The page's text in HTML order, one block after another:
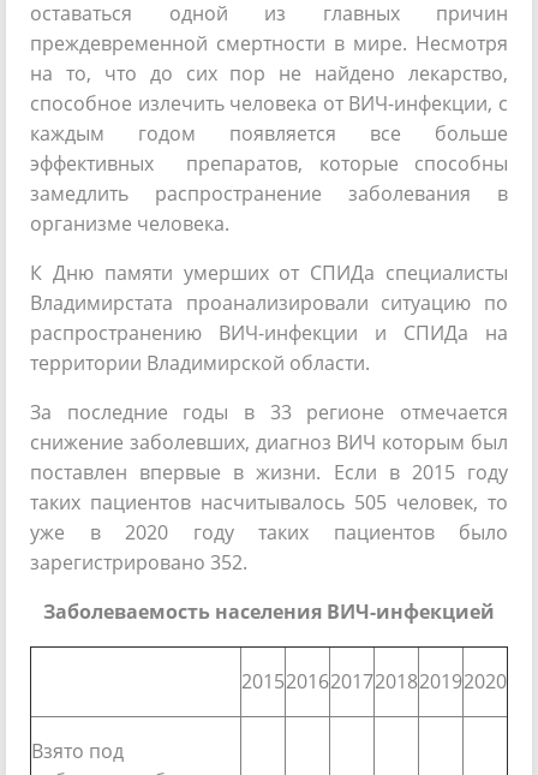
оставаться одной из главных причин
преждевременной смертности в мире. Несмотря
на то, что до сих пор не найдено лекарство,
способное излечить человека от ВИЧ-инфекции, с
каждым годом появляется все больше
эффективных препаратов, которые способны
замедлить распространение заболевания в
организме человека.
К Дню памяти умерших от СПИДа специалисты
Владимирстата проанализировали ситуацию по
распространению ВИЧ-инфекции и СПИДа на
территории Владимирской области.
За последние годы в 33 регионе отмечается
снижение заболевших, диагноз ВИЧ которым был
поставлен впервые в жизни. Если в 2015 году
таких пациентов насчитывалось 505 человек, то
уже в 2020 году таких пациентов было
зарегистрировано 352.
Заболеваемость населения ВИЧ-инфекцией
201520162017201820192020
Взято под